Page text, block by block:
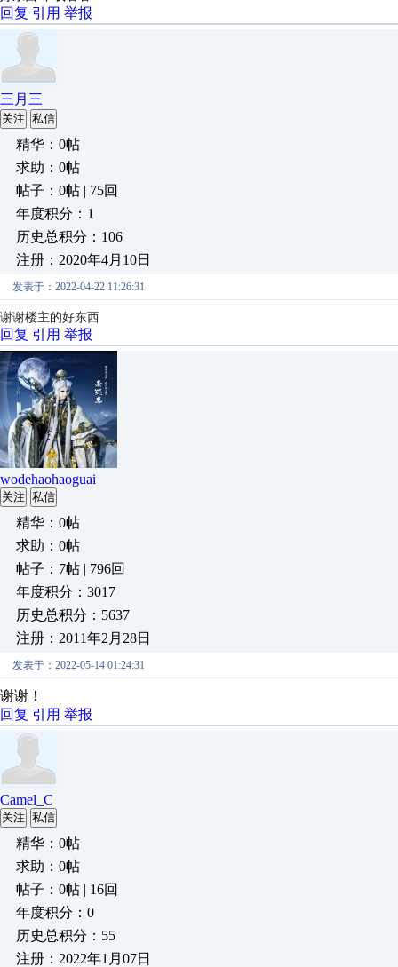
回复 引用 举报
三月三
关注 私信
精华：0帖
求助：0帖
帖子：0帖 | 75回
年度积分：1
历史总积分：106
注册：2020年4月10日
发表于：2022-04-22 11:26:31
谢谢楼主的好东西
回复 引用 举报
wodehaohaoguai
关注 私信
精华：0帖
求助：0帖
帖子：7帖 | 796回
年度积分：3017
历史总积分：5637
注册：2011年2月28日
发表于：2022-05-14 01:24:31
谢谢！
回复 引用 举报
Camel_C
关注 私信
精华：0帖
求助：0帖
帖子：0帖 | 16回
年度积分：0
历史总积分：55
注册：2022年1月07日